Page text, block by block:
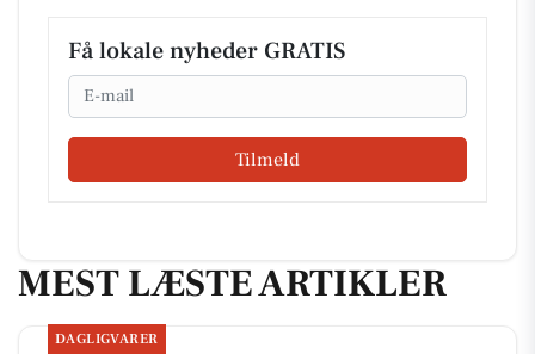
Få lokale nyheder GRATIS
Email
Tilmeld
MEST LÆSTE ARTIKLER
DAGLIGVARER